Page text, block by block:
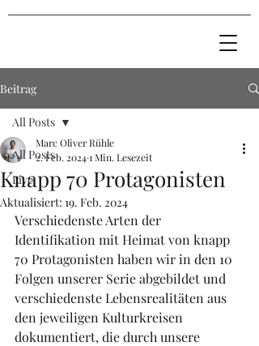
Beitrag
All Posts
Live
All Posts
Knapp 70 Protagonisten
Marc Oliver Rühle
2. Feb. 20241 Min. Lesezeit
Aktualisiert: 19. Feb. 2024
Verschiedenste Arten der
Identifikation mit Heimat von knapp
70 Protagonisten haben wir in den 10
Folgen unserer Serie abgebildet und
verschiedenste Lebensrealitäten aus
den jeweiligen Kulturkreisen
dokumentiert, die durch unsere